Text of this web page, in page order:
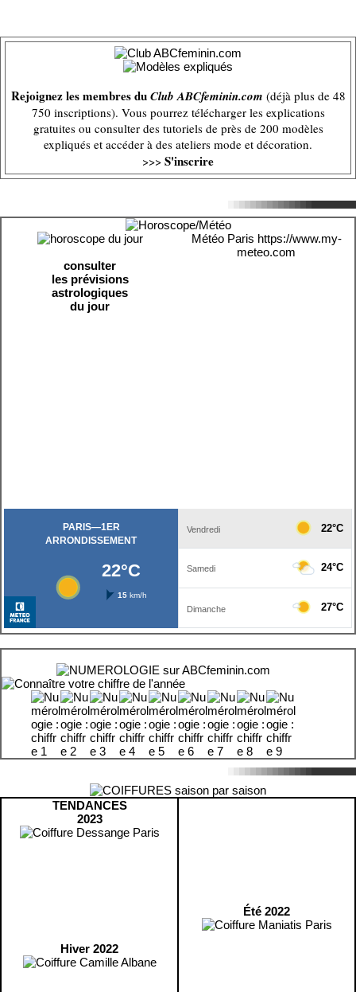
Rejoignez les membres duClub ABCfeminin.com (déjà plus de 48
750 inscriptions). Vous pourrez télécharger les explications
gratuites ou consulter des tutoriels de près de 200 modèles
expliqués et accéder à des ateliers mode et décoration.
>>> S'inscrire
consulter
les prévisions
astrologiques
du jour
Météo Paris https://www.my-
meteo.com
TENDANCES
2023
Hiver 2022
Été 2022